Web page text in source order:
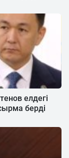
елдегі
берді